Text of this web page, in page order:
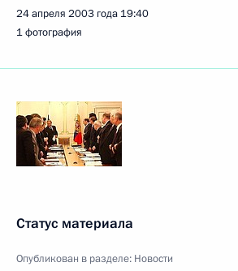
24 апреля 2003 года 19:40
1 фотография
Статус материала
Опубликован в разделе: Новости